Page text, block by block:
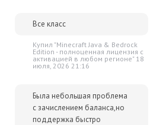
Все класс
Купил "Minecraft Java & Bedrock
Edition - полноценная лицензия c
активацией в любом регионе" 18
июля, 2026 21:16
Была небольшая проблема
с зачислением баланса,но
поддержка быстро